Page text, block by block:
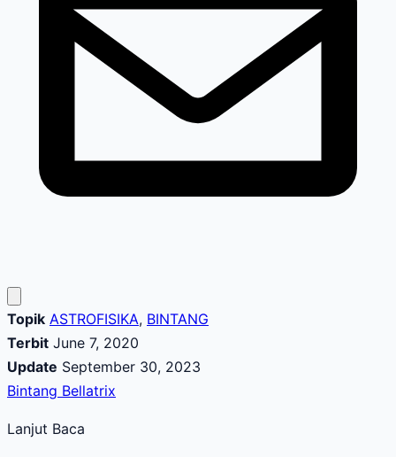
Topik ASTROFISIKA, BINTANG
Terbit June 7, 2020
Update September 30, 2023
Bintang Bellatrix
Lanjut Baca